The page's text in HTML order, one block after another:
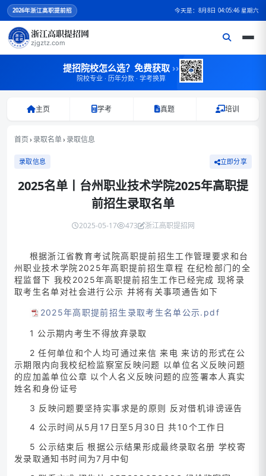
2026年浙江高职提前招 今天是：8月8日 04:05:46 星期六
浙江高职提招网
zjgztz.com
提招院校怎么选？免费获取 ››
院校专业 · 历年分数 · 学考换算
主页 学考 真题 培训
首页›录取名单›录取信息
录取信息 立即分享
2025名单丨台州职业技术学院2025年高职提
前招生录取名单
2025-05-17 473 浙江高职提招网
根据浙江省教育考试院高职提前招生工作管理要求和台
州职业技术学院2025年高职提前招生章程 在纪检部门的全
程监督下 我校2025年高职提前招生工作已经完成 现将录
取考生名单对社会进行公示 并将有关事项通告如下
2025年高职提前招生录取考生名单公示.pdf
1 公示期内考生不得放弃录取
2 任何单位和个人均可通过来信 来电 来访的形式在公
示期限内向我校纪检监察室反映问题 以单位名义反映问题
的应加盖单位公章 以个人名义反映问题的应签署本人真实
姓名和身份证号
3 反映问题要坚持实事求是的原则 反对借机诽谤诬告
4 公示时间从5月17日至5月30日 共10个工作日
5 公示结束后 根据公示结果形成最终录取名册 学校寄
发录取通知书时间为7月中旬